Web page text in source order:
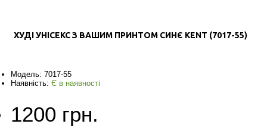
ХУДІ УНІСЕКС З ВАШИМ ПРИНТОМ СИНЄ КENT (7017-55)
Модель: 7017-55
Наявність: Є в наявності
1200 грн.